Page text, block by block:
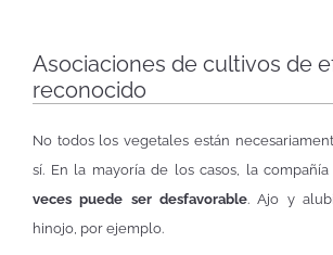
Asociaciones de cultivos de
reconocido
No todos los vegetales están
sí. En la mayoría de los casos, la
veces puede ser desfavorable. Ajo y
hinojo, por ejemplo.